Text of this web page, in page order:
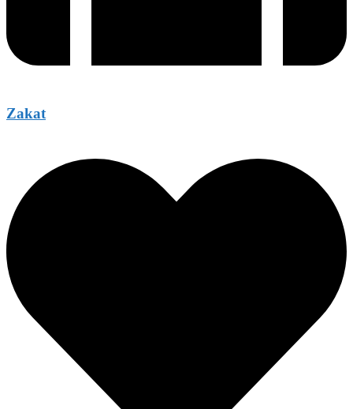
Zakat